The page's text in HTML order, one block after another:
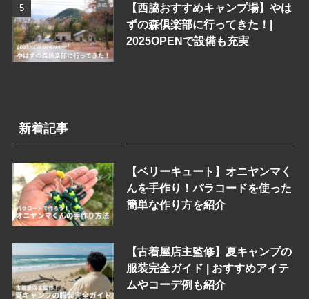
【西脇おすすめキャンプ場】やは
ずの森倶楽部に行ってきた！|
2025OPENで設備も充実
新着記事
【ベリーキュート】オニヤンマく
んを手作り！パラコードを使った
簡単な作り方を紹介
【古着屋店主監修】夏キャンプの
服装完全ガイド | おすすめアイテ
ムやコーデ例も紹介